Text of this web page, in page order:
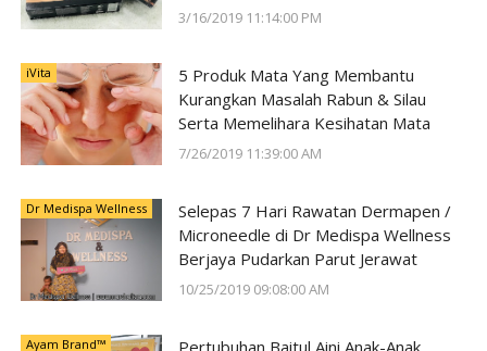
3/16/2019 11:14:00 PM
iVita
5 Produk Mata Yang Membantu
Kurangkan Masalah Rabun & Silau
Serta Memelihara Kesihatan Mata
7/26/2019 11:39:00 AM
Dr Medispa Wellness
Selepas 7 Hari Rawatan Dermapen /
Microneedle di Dr Medispa Wellness
Berjaya Pudarkan Parut Jerawat
10/25/2019 09:08:00 AM
Ayam Brand™